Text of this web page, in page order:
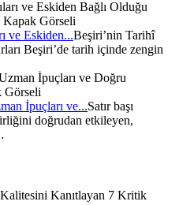
ve Eskiden...Beşiri’nin Tarihî
Beşiri’de tarih içinde zengin
İpuçları ve...Satır başı
doğrudan etkileyen,